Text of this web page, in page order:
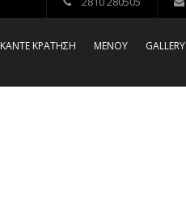
ΚΑΝΤΕ ΚΡΑΤΗΣΗ ΜΕΝΟΥ GALLERY